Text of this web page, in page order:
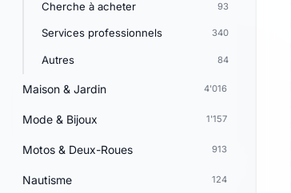
Cherche à acheter 93
Services professionnels 340
Autres 84
Maison & Jardin 4'016
Mode & Bijoux 1'157
Motos & Deux-Roues 913
Nautisme 124